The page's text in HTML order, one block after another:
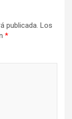
publicada. Los
*